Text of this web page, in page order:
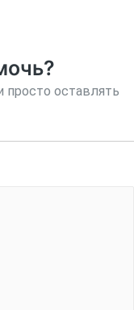
просто оставлять